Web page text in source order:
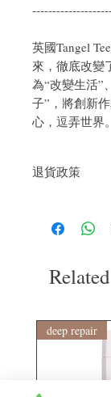
英國Tangel
來，徹底改變
為“改變生活”
子”，將創新
心，逗弄世界。
退貨政策
到我們的產品後
deep repair